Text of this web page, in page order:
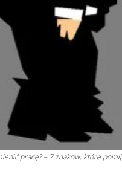
pracę? – 7 znaków, które